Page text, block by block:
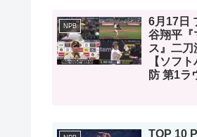
NPB
6月17日
谷翔平『
ス』二
【ソフ
防 第1ラ
TOP 10